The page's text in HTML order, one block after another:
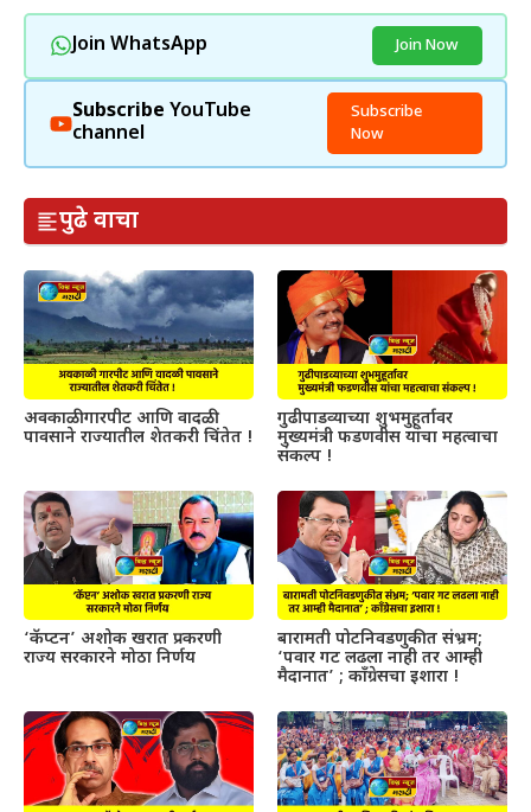
Join WhatsApp Join Now
Subscribe YouTube
channel
Subscribe
Now
पुढे वाचा
अवकाळी गारपीट आणि वादळी
पावसाने राज्यातील शेतकरी चिंतेत !
गुढीपाडव्याच्या शुभमुहूर्तावर
मुख्यमंत्री फडणवीस यांचा महत्वाचा
संकल्प !
‘कॅप्टन’ अशोक खरात प्रकरणी
राज्य सरकारने मोठा निर्णय
बारामती पोटनिवडणुकीत संभ्रम;
‘पवार गट लढला नाही तर आम्ही
मैदानात’ ; काँग्रेसचा इशारा !